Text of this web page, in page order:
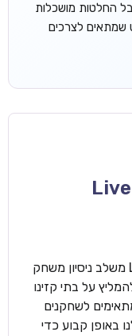
החלטות מושכלות
שמתאים לצרכים
צוות העריכה של Live Casinos Israel משלב ניסיון משחק
על בתי קזינו
לשחקנים
באופן קבוע כדי